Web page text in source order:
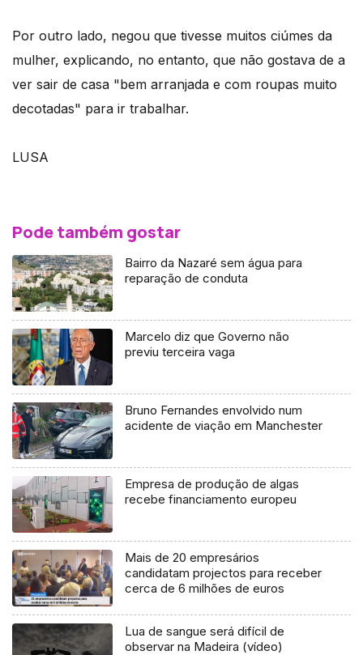
Por outro lado, negou que tivesse muitos ciúmes da
mulher, explicando, no entanto, que não gostava de a
ver sair de casa "bem arranjada e com roupas muito
decotadas" para ir trabalhar.
LUSA
Pode também gostar
Bairro da Nazaré sem água para
reparação de conduta
Marcelo diz que Governo não
previu terceira vaga
Bruno Fernandes envolvido num
acidente de viação em Manchester
Empresa de produção de algas
recebe financiamento europeu
Mais de 20 empresários
candidatam projectos para receber
cerca de 6 milhões de euros
Lua de sangue será difícil de
observar na Madeira (vídeo)